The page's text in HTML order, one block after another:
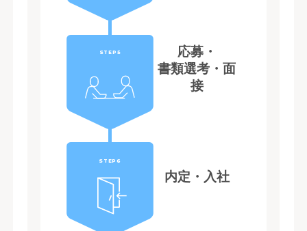
STEP5
応募・
書類選考・面
接
STEP6
内定・入社